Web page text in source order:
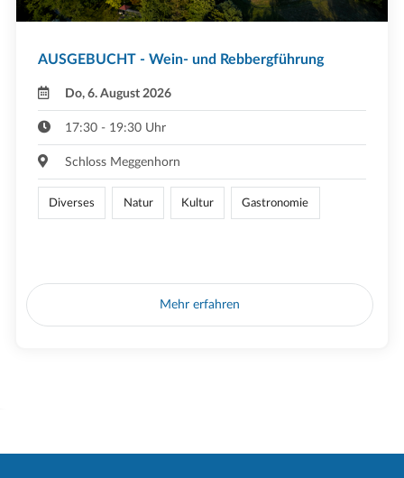
AUSGEBUCHT - Wein- und Rebbergführung
Do, 6. August 2026
17:30 - 19:30 Uhr
Schloss Meggenhorn
Diverses Natur Kultur Gastronomie
Mehr erfahren